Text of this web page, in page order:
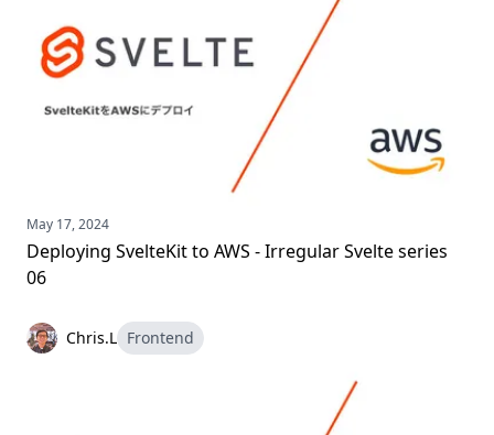
May 17, 2024
Deploying SvelteKit to AWS - Irregular Svelte series
06
Chris.L Frontend